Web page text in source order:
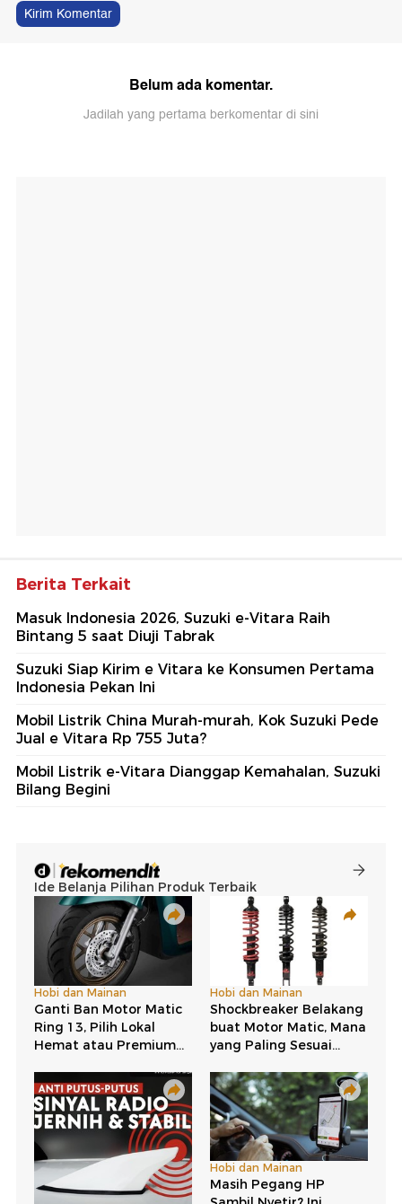
Kirim Komentar
Belum ada komentar.
Jadilah yang pertama berkomentar di sini
Berita Terkait
Masuk Indonesia 2026, Suzuki e-Vitara Raih
Bintang 5 saat Diuji Tabrak
Suzuki Siap Kirim e Vitara ke Konsumen Pertama
Indonesia Pekan Ini
Mobil Listrik China Murah-murah, Kok Suzuki Pede
Jual e Vitara Rp 755 Juta?
Mobil Listrik e-Vitara Dianggap Kemahalan, Suzuki
Bilang Begini